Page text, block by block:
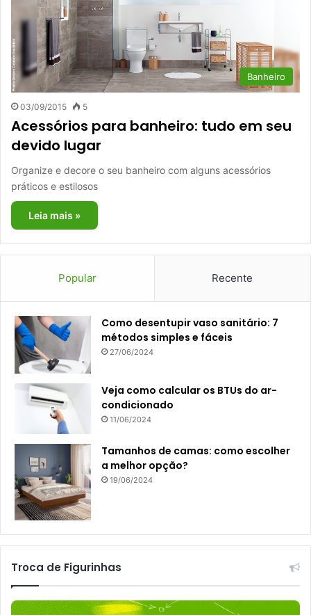
Banheiro
03/09/2015 5
Acessórios para banheiro: tudo em seu
devido lugar
Organize e decore o seu banheiro com alguns acessórios
práticos e estilosos
Leia mais »
Popular Recente
Como desentupir vaso sanitário: 7
métodos simples e fáceis
27/06/2024
Veja como calcular os BTUs do ar-
condicionado
11/06/2024
Tamanhos de camas: como escolher
a melhor opção?
19/06/2024
Troca de Figurinhas